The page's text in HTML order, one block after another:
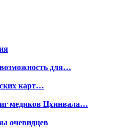
для…
карт…
медиков Цхинвала…
очевидцев